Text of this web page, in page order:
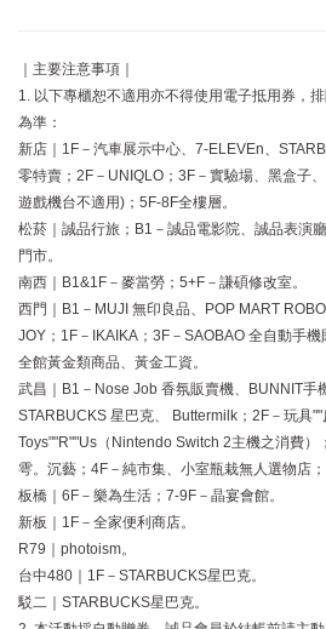
｜主要注意事項｜
1. 以下專櫃恕不適用亦不得使用電子抵用券，
為準：
新店｜1F－汽車展示中心、7-ELEVEn、
零特賣；2F－UNIQLO；3F－實驗場、黑盒子
遊戲機台不適用)；5F-8F全樓層。
松菸｜誠品行旅；B1－誠品電影院、誠品表演
門市。
南西｜B1&1F－麥當勞；5+F－謙碩修改室。
西門｜B1－MUJI 無印良品、POP MART
JOY；1F－IKAIKA；3F－SAOBAO 全⾃動⼿機
全館黃⾦類商品、黃⾦⼯資。
武昌｜B1－Nose Job 香氛販賣機、BUNNIT手
STARBUCKS 星巴克、 Buttermilk；2F－玩具""
Toys""R""Us（Nintendo Switch 2主機之消費）
雩。沉藝；4F－純市集、小室瓶栽無人選物店；
板橋｜6F－樂為生活；7-9F－晶宴會館。
新板｜1F－全家便利商店。
R79｜photoism。
台中480｜1F－STARBUCKS星巴克。
駁二｜STARBUCKS星巴克。